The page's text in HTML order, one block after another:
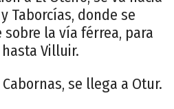
Taborcías, donde se
la vía férrea, para
Villuir.
se llega a Otur.